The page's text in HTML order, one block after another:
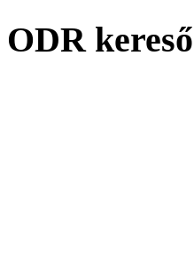
ODR kereső